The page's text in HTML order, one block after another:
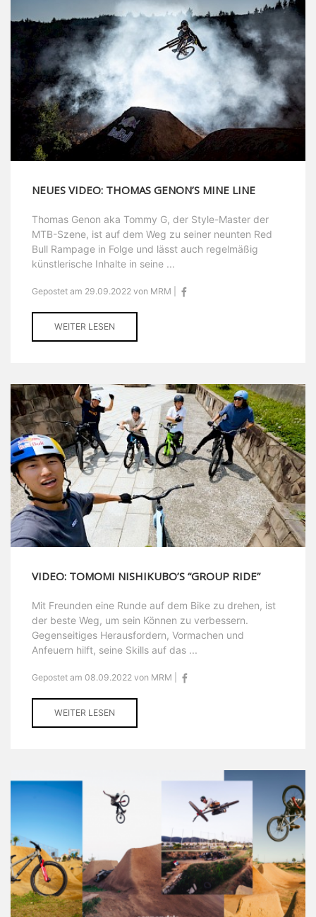
NEUES VIDEO: THOMAS GENON’S MINE LINE
Thomas Genon aka Tommy G, der Style-Master der
MTB-Szene, ist auf dem Weg zu seiner neunten Red
Bull Rampage in Folge und lässt auch regelmäßig
künstlerische Inhalte in seine ...
Gepostet am 29.09.2022 von MRM |
WEITER LESEN
VIDEO: TOMOMI NISHIKUBO’S “GROUP RIDE”
Mit Freunden eine Runde auf dem Bike zu drehen, ist
der beste Weg, um sein Können zu verbessern.
Gegenseitiges Herausfordern, Vormachen und
Anfeuern hilft, seine Skills auf das ...
Gepostet am 08.09.2022 von MRM |
WEITER LESEN